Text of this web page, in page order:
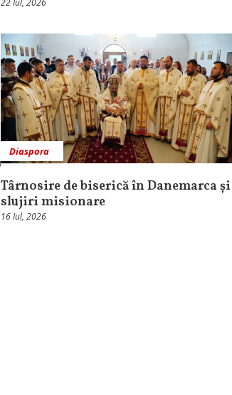
22 Iul, 2026
Diaspora
Târnosire de biserică în Danemarca și
slujiri misionare
16 Iul, 2026